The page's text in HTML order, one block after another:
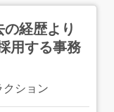
経歴より
用する事務
クション